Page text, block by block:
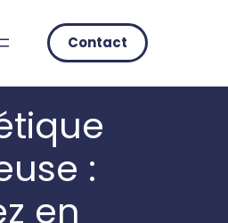
Contact
:
en